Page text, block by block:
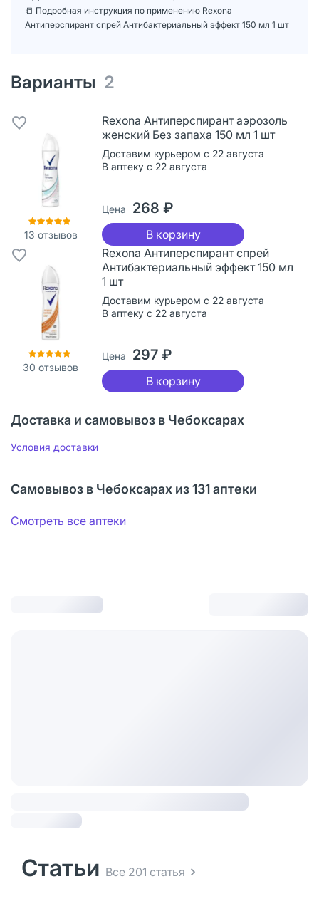
📒 Подробная инструкция по применению Rexona
Антиперспирант спрей Антибактериальный эффект 150 мл 1 шт
Варианты 2
13 отзывов
Rexona Антиперспирант аэрозоль
женский Без запаха 150 мл 1 шт
Доставим курьером с 22 августа
В аптеку с 22 августа
Цена 268 ₽
В корзину
30 отзывов
Rexona Антиперспирант спрей
Антибактериальный эффект 150 мл
1 шт
Доставим курьером с 22 августа
В аптеку с 22 августа
Цена 297 ₽
В корзину
Доставка и самовывоз в Чебоксарах
Условия доставки
Самовывоз в Чебоксарах из 131 аптеки
Смотреть все аптеки
Статьи Все 201 статья